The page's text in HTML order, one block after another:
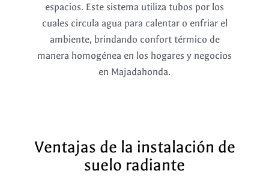
espacios. Este sistema utiliza tubos por los
cuales circula agua para calentar o enfriar el
ambiente, brindando confort térmico de
manera homogénea en los hogares y negocios
en Majadahonda.
Ventajas de la instalación de
suelo radiante